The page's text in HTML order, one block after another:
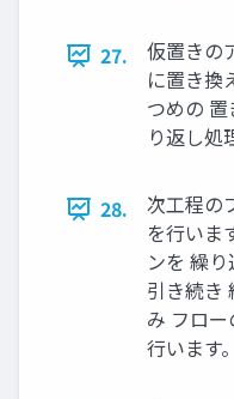
27.
仮置きの
に置き換
つめの
り返し処
28.
次工程の
を行いま
ンを 繰り
引き続き
み フロ
行います